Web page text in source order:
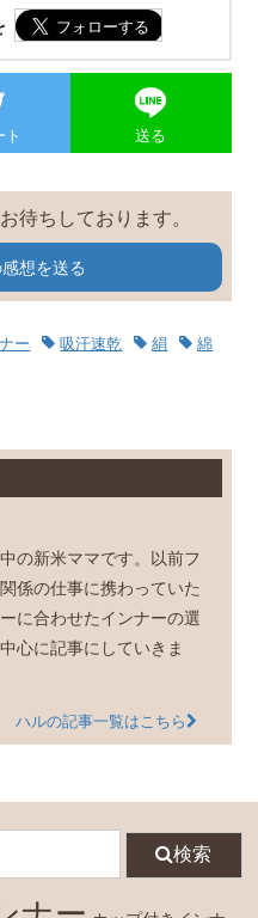
送る
待ちしております。
想を送る
ー 吸汗速乾 絹
綿
の新米ママです。以前フ
係の仕事に携わっていた
に合わせたインナーの選
心に記事にしていきま
ハルの記事一覧はこちら
検索